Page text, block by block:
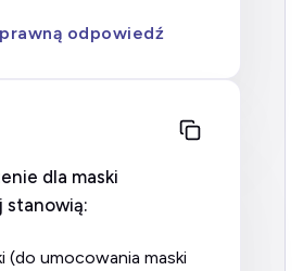
odpowiedź
dla maski
stanowią: